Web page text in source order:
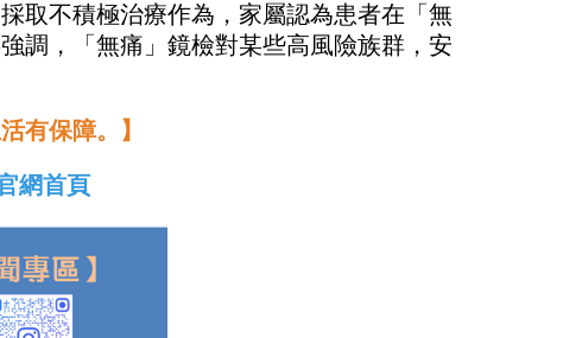
取不積極治療作為，家屬認為患者在「無
調，「無痛」鏡檢對某些高風險族群，安
有保障。】
網首頁